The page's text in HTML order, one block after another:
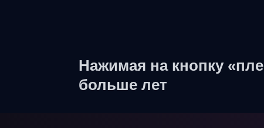
Нажимая на кнопку
больше лет